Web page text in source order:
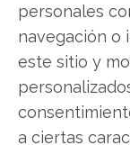
personales
navegación o
este sitio y
a ciertas
Conclusión: El
delicado
respaldo del
rol como
embargo, se